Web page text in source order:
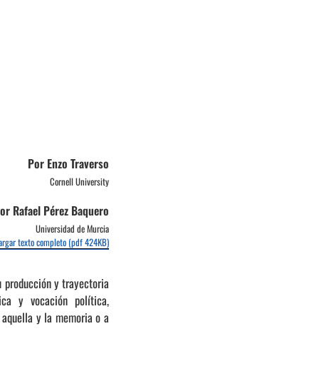
Por Enzo Traverso
Cornell University
Rafael Pérez Baquero
Universidad de Murcia
texto completo (pdf 424KB)
producción y trayectoria
y vocación política,
y la memoria o a